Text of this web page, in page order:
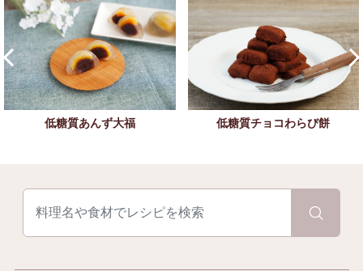
低糖質あんず大福 低糖質チョコわらび餅